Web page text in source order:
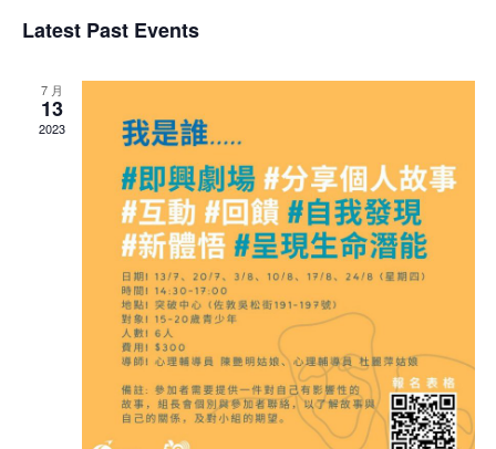
Latest Past Events
7 月
13
2023